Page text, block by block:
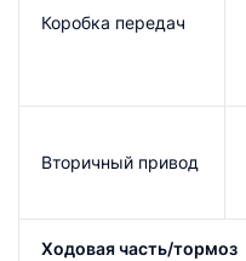
Коробка передач
Вторичный привод
Ходовая часть/тормоз